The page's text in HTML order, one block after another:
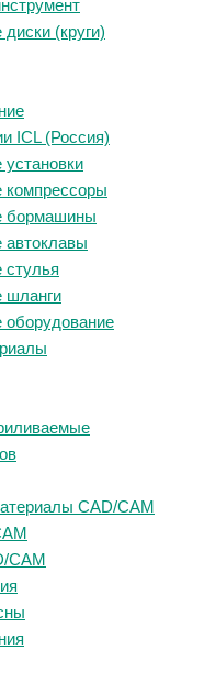
(круги)
ICL (Россия)
установки
компрессоры
бормашины
автоклавы
стулья
шланги
оборудование
CAD/CAM
CAM